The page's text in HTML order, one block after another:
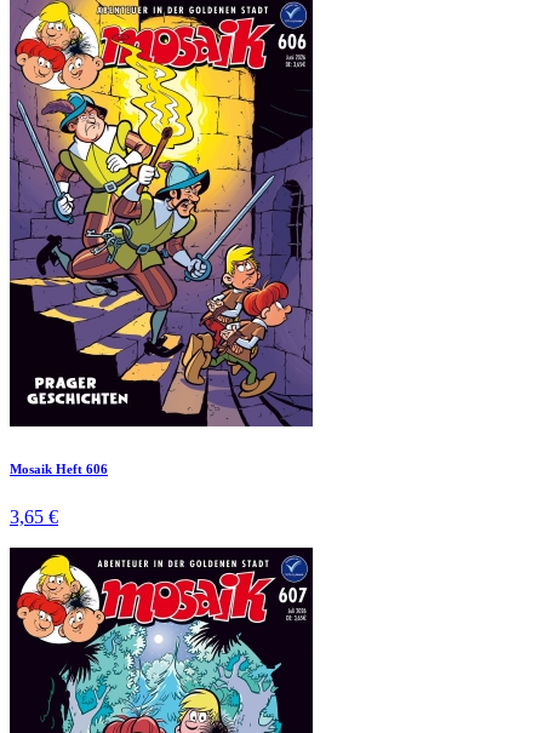
Mosaik Heft 606
3,65 €